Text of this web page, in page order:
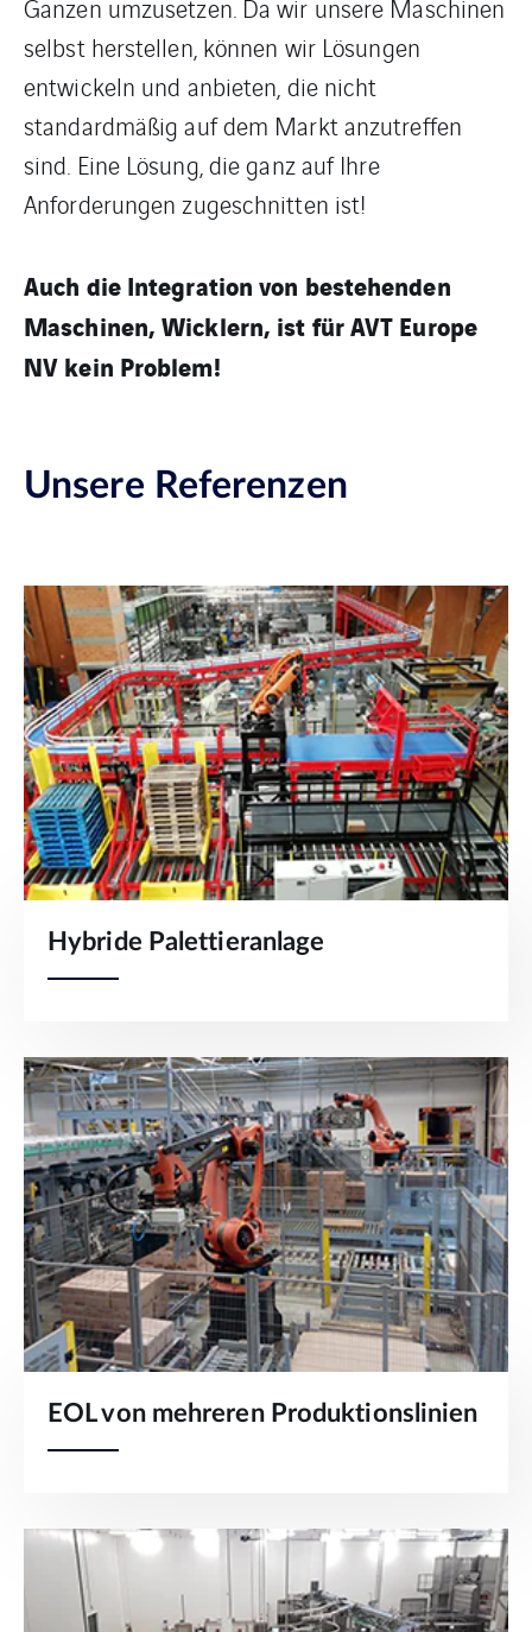
Ganzen umzusetzen. Da wir unsere Maschinen
selbst herstellen, können wir Lösungen
entwickeln und anbieten, die nicht
standardmäßig auf dem Markt anzutreffen
sind. Eine Lösung, die ganz auf Ihre
Anforderungen zugeschnitten ist!
Auch die Integration von bestehenden
Maschinen, Wicklern, ist für AVT Europe
NV kein Problem!
Unsere Referenzen
Hybride Palettieranlage
EOL von mehreren Produktionslinien